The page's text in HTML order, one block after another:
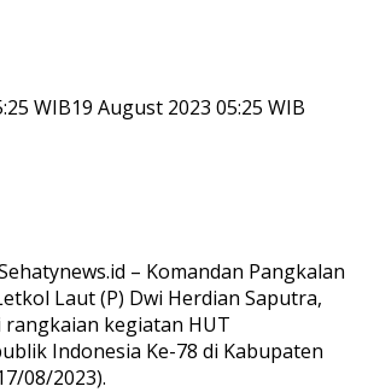
WIB19 August 2023 05:25 WIB
– Komandan Pangkalan
Laut (P) Dwi Herdian Saputra,
rangkaian kegiatan HUT
Indonesia Ke-78 di Kabupaten
08/2023).